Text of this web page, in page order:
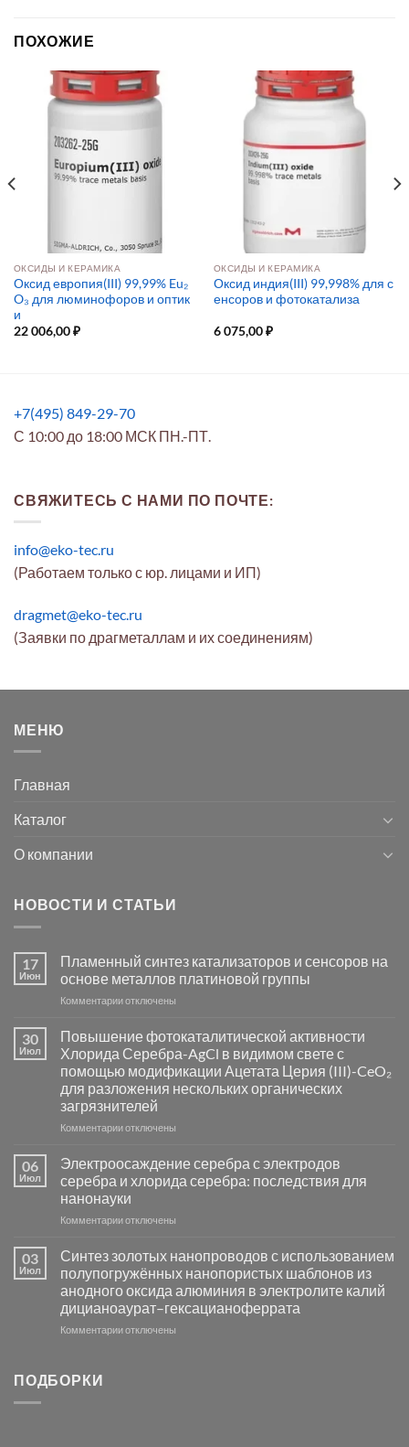
ПОХОЖИЕ
ОКСИДЫ И КЕРАМИКА
Оксид европия(III) 99,99% Eu₂
O₃ для люминофоров и оптик
и
22 006,00₽
ОКСИДЫ И КЕРАМИКА
Оксид индия(III) 99,998% для с
енсоров и фотокатализа
6 075,00₽
+7(495) 849-29-70
С 10:00 до 18:00 МСК ПН.-ПТ.
СВЯЖИТЕСЬ С НАМИ ПО ПОЧТЕ:
info@eko-tec.ru
(Работаем только с юр. лицами и ИП)
dragmet@eko-tec.ru
(Заявки по драгметаллам и их соединениям)
МЕНЮ
Главная
Каталог
О компании
НОВОСТИ И СТАТЬИ
17
Июн
Пламенный синтез катализаторов и сенсоров на
основе металлов платиновой группы
Комментариик
Пламенный
синтез
катализаторов
и
сенсоров
на
основе
группы
отключены
30
Июл
Повышение фотокаталитической активности
Хлорида Серебра-AgCl в видимом свете с
помощью модификации Ацетата Церия (III)-CeO₂
для разложения нескольких органических
загрязнителей
Комментариик
фотокаталитической
активности
Хлорида
Серебра-
в
видимом
свете
с
помощью
модификации
отключены
06
Июл
Электроосаждение серебра с электродов
серебра и хлорида серебра: последствия для
нанонауки
Комментариик
серебра
с
электродов
серебра
и
отключены
03
Июл
Синтез золотых нанопроводов с использованием
полупогружённых нанопористых шаблонов из
анодного оксида алюминия в электролите калий
дицианоаурат–гексацианоферрата
Комментариикотключены
ПОДБОРКИ